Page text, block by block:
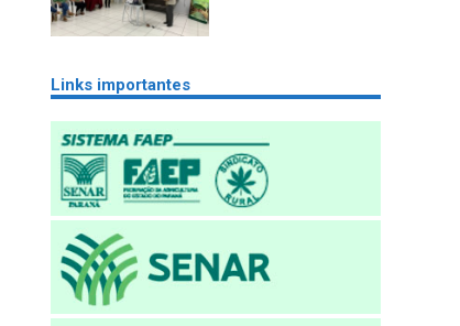
Links importantes